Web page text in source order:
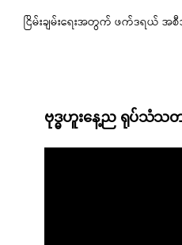
ငြိမ်းချမ်းရေးအတွက် ဖက်ဒရယ် အ
ဗုဒ္ဓဟူးနေ့ည ရုပ်သံသတ